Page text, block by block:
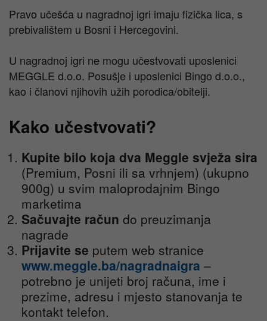
Pravo učešća u nagradnoj igri imaju fizička lica, s
prebivalištem u Bosni i Hercegovini.
U nagradnoj igri ne mogu učestvovati uposlenici
MEGGLE d.o.o. Posušje i uposlenici Bingo d.o.o.,
kao i članovi njihovih užih porodica/obitelji.
Kako učestvovati?
Kupite bilo koja dva Meggle svježa sira
(Premium, Posni ili sa vrhnjem) (ukupno
900g) u svim maloprodajnim Bingo
marketima
Sačuvajte račun do preuzimanja
nagrade
Prijavite se putem web stranice
www.meggle.ba/nagradnaigra –
potrebno je unijeti broj računa, ime i
prezime, adresu i mjesto stanovanja te
kontakt telefon.